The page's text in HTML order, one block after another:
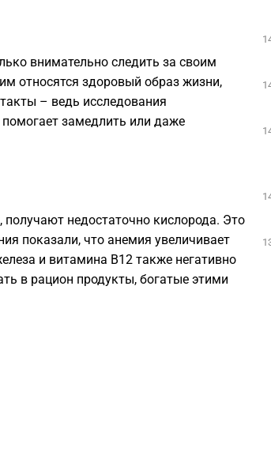
внимательно следить за своим
относятся здоровый образ жизни,
– ведь исследования
замедлить или даже
недостаточно кислорода. Это
показали, что анемия увеличивает
и витамина B12 также негативно
в рацион продукты, богатые этими